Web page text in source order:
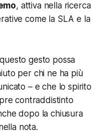
, attiva nella ricerca
come la SLA e la
gesto possa
per chi ne ha più
– e che lo spirito
contraddistinto
dopo la chiusura
nota.